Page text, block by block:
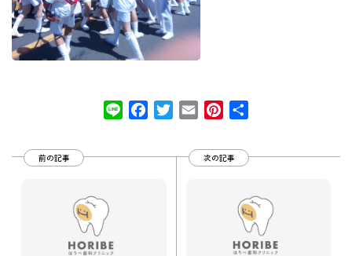
Line FacebookTwitter
Email Pinterest
前の記事 次の記事